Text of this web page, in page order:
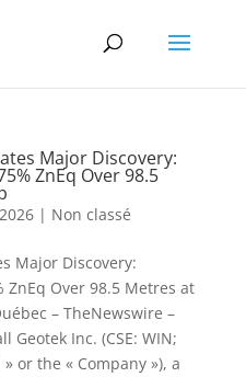
Major Discovery:
ZnEq Over 98.5
| Non classé
Major Discovery:
ZnEq Over 98.5 Metres at
– TheNewswire –
Geotek Inc. (CSE: WIN;
» or the « Company »), a